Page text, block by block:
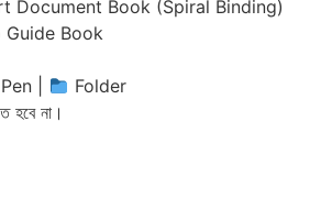
Document Book (Spiral Binding)
Guide Book
Pen |
Folder
হবে না।